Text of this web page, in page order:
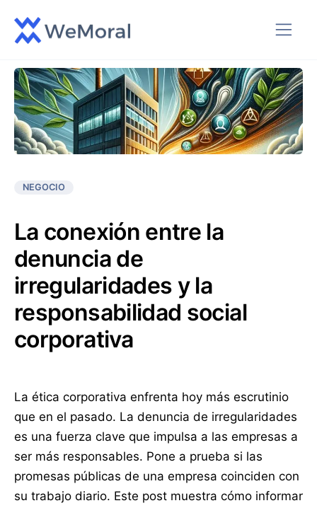
NEGOCIO
La conexión entre la
denuncia de
irregularidades y la
responsabilidad social
corporativa
La ética corporativa enfrenta hoy más escrutinio
que en el pasado. La denuncia de irregularidades
es una fuerza clave que impulsa a las empresas a
ser más responsables. Pone a prueba si las
promesas públicas de una empresa coinciden con
su trabajo diario. Este post muestra cómo informar